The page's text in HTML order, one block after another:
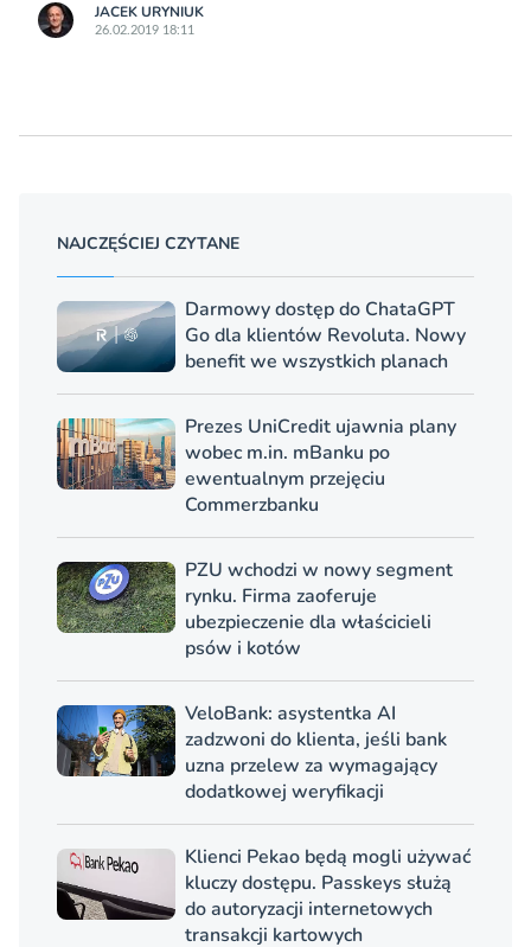
JACEK URYNIUK
26.02.2019 18:11
NAJCZĘŚCIEJ CZYTANE
Darmowy dostęp do ChataGPT
Go dla klientów Revoluta. Nowy
benefit we wszystkich planach
Prezes UniCredit ujawnia plany
wobec m.in. mBanku po
ewentualnym przejęciu
Commerzbanku
PZU wchodzi w nowy segment
rynku. Firma zaoferuje
ubezpieczenie dla właścicieli
psów i kotów
VeloBank: asystentka AI
zadzwoni do klienta, jeśli bank
uzna przelew za wymagający
dodatkowej weryfikacji
Klienci Pekao będą mogli używać
kluczy dostępu. Passkeys służą
do autoryzacji internetowych
transakcji kartowych